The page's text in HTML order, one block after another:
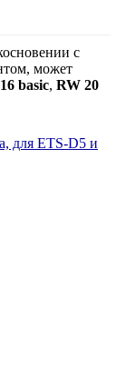
с
может
basic, RW 20
для ETS-D5 и